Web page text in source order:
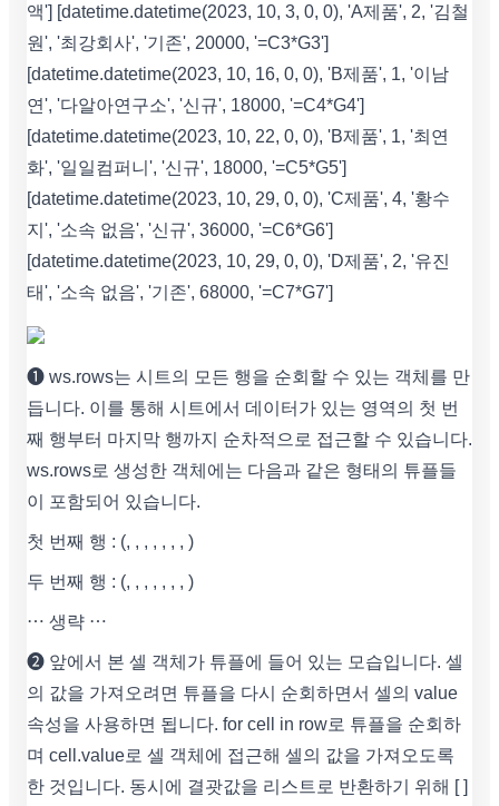
액'] [datetime.datetime(2023, 10, 3, 0, 0), 'A제품', 2, '김철
원', '최강회사', '기존', 20000, '=C3*G3']
[datetime.datetime(2023, 10, 16, 0, 0), 'B제품', 1, '이남
연', '다알아연구소', '신규', 18000, '=C4*G4']
[datetime.datetime(2023, 10, 22, 0, 0), 'B제품', 1, '최연
화', '일일컴퍼니', '신규', 18000, '=C5*G5']
[datetime.datetime(2023, 10, 29, 0, 0), 'C제품', 4, '황수
지', '소속 없음', '신규', 36000, '=C6*G6']
[datetime.datetime(2023, 10, 29, 0, 0), 'D제품', 2, '유진
태', '소속 없음', '기존', 68000, '=C7*G7']
❶ ws.rows는 시트의 모든 행을 순회할 수 있는 객체를 만
듭니다. 이를 통해 시트에서 데이터가 있는 영역의 첫 번
째 행부터 마지막 행까지 순차적으로 접근할 수 있습니다.
ws.rows로 생성한 객체에는 다음과 같은 형태의 튜플들
이 포함되어 있습니다.
첫 번째 행 : (, , , , , , , )
두 번째 행 : (, , , , , , , )
⋯ 생략 ⋯
❷ 앞에서 본 셀 객체가 튜플에 들어 있는 모습입니다. 셀
의 값을 가져오려면 튜플을 다시 순회하면서 셀의 value
속성을 사용하면 됩니다. for cell in row로 튜플을 순회하
며 cell.value로 셀 객체에 접근해 셀의 값을 가져오도록
한 것입니다. 동시에 결괏값을 리스트로 반환하기 위해 [ ]